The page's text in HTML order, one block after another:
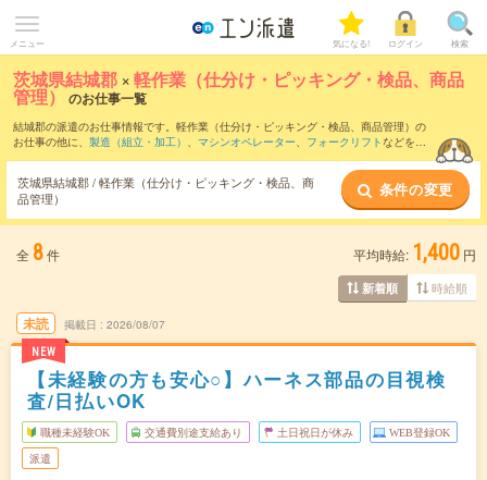
メニュー 気になる! ログイン 検索
茨城県結城郡 ×軽作業（仕分け・ピッキング・検品、商品
管理） のお仕事一覧
結城郡の派遣のお仕事情報です。軽作業（仕分け・ピッキング・検品、商品管理）の
お仕事の他に、 製造（組立・加工） 、 マシンオペレーター、 フォークリフトなどを取
軽作業（仕分け・ピッキング・検品、商品
管理）のお仕事とは？とは？
茨城県結城郡 / 軽作業（仕分け・ピッキング・検品、商
品管理）
条件の変更
全 8件 平均時給: 1,400 円
新着順 時給順
未読
NEW
掲載日 2026/08/07
【未経験の方も安心○】ハーネス部品の目視検
査/日払いOK
職種未経験OK 交通費別途支給あり 土日祝日が休み WEB登録OK
派遣